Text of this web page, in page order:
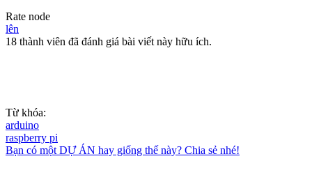
Rate node
lên
18 thành viên đã đánh giá bài viết này hữu ích.
Từ khóa:
arduino
raspberry pi
Bạn có một DỰ ÁN hay giống thế này? Chia sẻ nhé!